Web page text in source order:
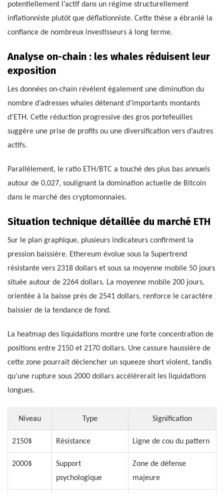
potentiellement l’actif dans un régime structurellement
inflationniste plutôt que déflationniste. Cette thèse a ébranlé la
confiance de nombreux investisseurs à long terme.
Analyse on-chain : les whales réduisent leur
exposition
Les données on-chain révèlent également une diminution du
nombre d’adresses whales détenant d’importants montants
d’ETH. Cette réduction progressive des gros portefeuilles
suggère une prise de profits ou une diversification vers d’autres
actifs.
Parallèlement, le ratio ETH/BTC a touché des plus bas annuels
autour de 0,027, soulignant la domination actuelle de Bitcoin
dans le marché des cryptomonnaies.
Situation technique détaillée du marché ETH
Sur le plan graphique, plusieurs indicateurs confirment la
pression baissière. Ethereum évolue sous la Supertrend
résistante vers 2318 dollars et sous sa moyenne mobile 50 jours
située autour de 2264 dollars. La moyenne mobile 200 jours,
orientée à la baisse près de 2541 dollars, renforce le caractère
baissier de la tendance de fond.
La heatmap des liquidations montre une forte concentration de
positions entre 2150 et 2170 dollars. Une cassure haussière de
cette zone pourrait déclencher un squeeze short violent, tandis
qu’une rupture sous 2000 dollars accélérerait les liquidations
longues.
Niveau Type Signification
2150$ Résistance Ligne de cou du pattern
2000$
Support
psychologique
Zone de défense
majeure